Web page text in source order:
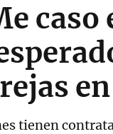
caso
tienen